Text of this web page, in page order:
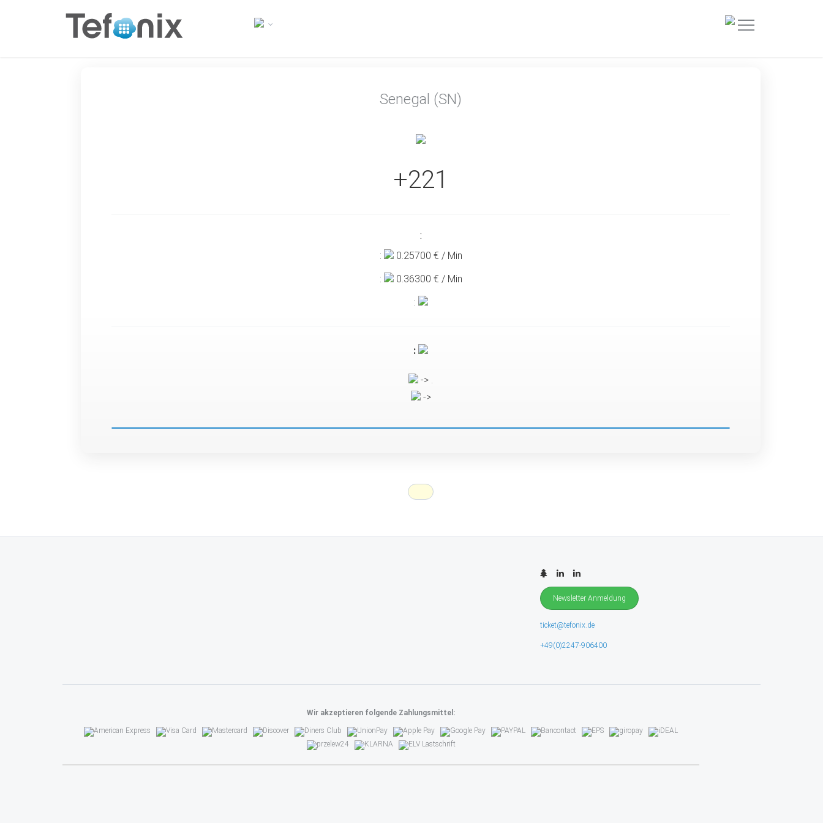
Senegal (SN)
+221
:
:
0.25700 € / Min
:
0.36300 € / Min
:
:
-> .
->
Newsletter Anmeldung
ticket@tefonix.de
+49(0)2247-906400
Wir akzeptieren folgende Zahlungsmittel: